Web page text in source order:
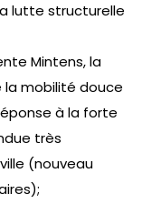
lutte structurelle
Mintens, la
mobilité douce
à la forte
très
(nouveau